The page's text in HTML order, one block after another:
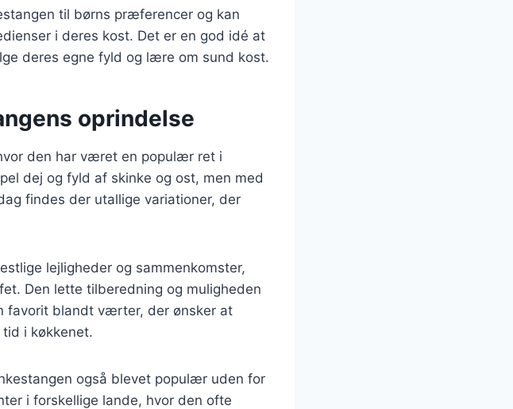
til børns præferencer og kan
i deres kost. Det er en god idé at
deres egne fyld og lære om sund kost.
oprindelse
den har været en populær ret i
dej og fyld af skinke og ost, men med
findes der utallige variationer, der
lejligheder og sammenkomster,
Den lette tilberedning og muligheden
favorit blandt værter, der ønsker at
i køkkenet.
også blevet populær uden for
i forskellige lande, hvor den ofte